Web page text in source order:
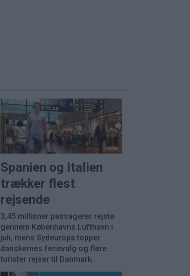
Spanien og Italien
trækker flest
rejsende
3,45 millioner passagerer rejste
gennem Københavns Lufthavn i
juli, mens Sydeuropa topper
danskernes ferievalg og flere
turister rejser til Danmark.